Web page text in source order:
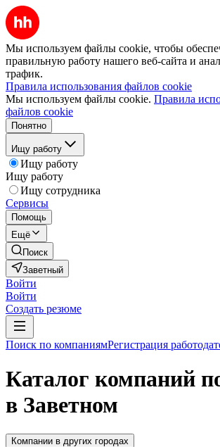
Мы используем файлы cookie, чтобы
правильную работу нашего веб-сайта и
трафик.
Правила использования файлов cookie
Мы используем файлы cookie. Правила
файлов cookie
Понятно
Ищу работу
Ищу работу
Ищу работу
Ищу сотрудника
Сервисы
Помощь
Ещё
Поиск
Заветный
Войти
Войти
Создать резюме
Поиск по компаниямРегистрация
Каталог компаний
в Заветном
Компании в других городах